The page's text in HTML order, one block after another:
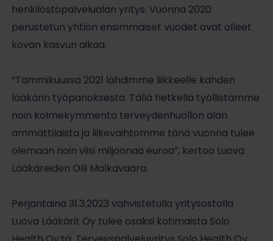
henkilöstöpalvelualan yritys. Vuonna 2020
perustetun yhtiön ensimmäiset vuodet ovat olleet
kovan kasvun aikaa.
”Tammikuussa 2021 lähdimme liikkeelle kahden
lääkärin työpanoksesta. Tällä hetkellä työllistämme
noin kolmekymmentä terveydenhuollon alan
ammattilaista ja liikevaihtomme tänä vuonna tulee
olemaan noin viisi miljoonaa euroa”, kertoo Luova
Lääkäreiden Olli Malkavaara.
Perjantaina 31.3.2023 vahvistetulla yritysostolla
Luova Lääkärit Oy tulee osaksi kotimaista Solo